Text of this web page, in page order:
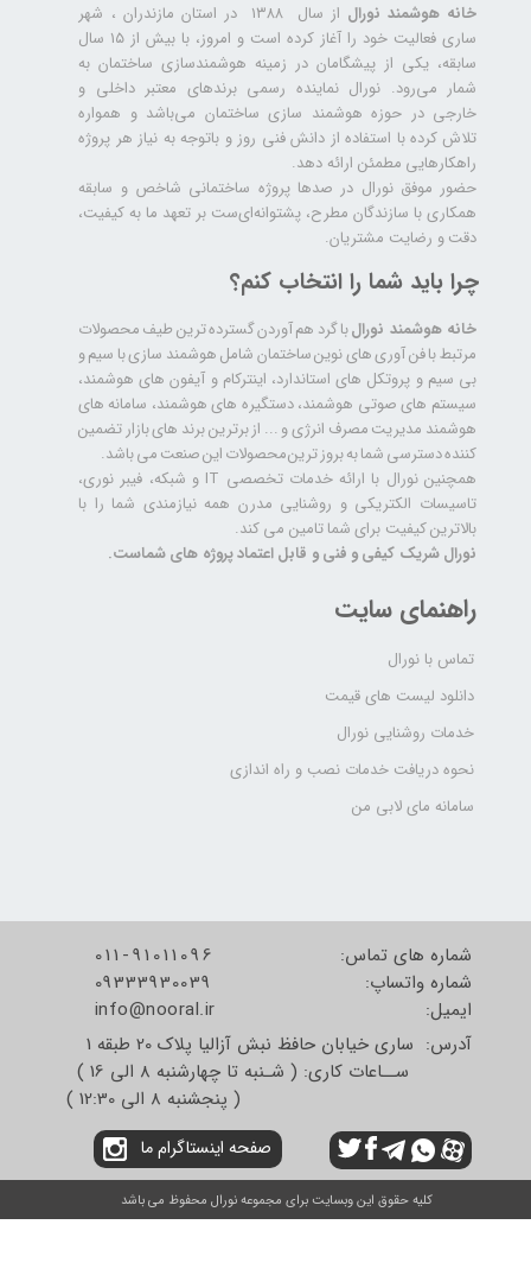
خانه هوشمند نورال
از سال ۱۳۸۸ در استان مازندران ، شهر
ساری فعالیت خود را آغاز کرده است و امروز، با بیش از ۱۵ سال
سابقه، یکی از پیشگامان در زمینه هوشمندسازی ساختمان به
شمار می‌رود. نورال نماینده رسمی برندهای معتبر داخلی و
خارجی در حوزه هوشمند سازی ساختمان می‌باشد و همواره
تلاش کرده با استفاده از دانش فنی روز و باتوجه به نیاز هر پروژه
راهکارهایی مطمئن ارائه دهد.
حضور موفق نورال در صدها پروژه‌ ساختمانی شاخص و سابقه
همکاری با سازندگان مطرح، پشتوانه‌ای‌ست بر تعهد ما به کیفیت،
دقت و رضایت مشتریان.
راهنمای سایت
تماس با نورال
دانلود لیست های قیمت
خدمات روشنایی نورال
نحوه دریافت خدمات نصب و راه اندازی
سامانه مای لابی من
چرا باید شما را انتخاب کنم؟
خانه هوشمند نورالبا گرد هم آوردن گسترده ترین طیف محصولات
مرتبط با فن آوری های نوین ساختمان شامل هوشمند سازی با سیم و
بی سیم و پروتکل های استاندارد، اینترکام و آیفون های هوشمند،
سیستم های صوتی هوشمند، دستگیره های هوشمند، سامانه های
هوشمند مدیریت مصرف انرژی و ... از برترین برند های بازار تضمین
کننده دسترسی شما به بروز ترین محصولات این صنعت می باشد.
همچنین نورال با ارائه خدمات تخصصی IT و شبکه، فیبر نوری،
تاسیسات الکتریکی و روشنایی مدرن همه نیازمندی شما را با
بالاترین کیفیت برای شما تامین می کند.
نورال شریک کیفی و فنی و قابل اعتماد پروژه های شماست.
شماره های تماس:
شماره واتساپ:
​​​​​​​ایمیل:
011-91011096
09333930039
info@nooral.ir
آدرس: ساری خیابان حافظ نبش آزالیا پلاک 20 طبقه 1
ســاعات کاری: ( شـنبه تا چهارشنبه 8 الی 16 )
( پنجشنبه 8 الی 12:30 )
صفحه اینستاگرام ما
کلیه حقوق این وبسایت برای مجموعه نورال محفوظ می باشد